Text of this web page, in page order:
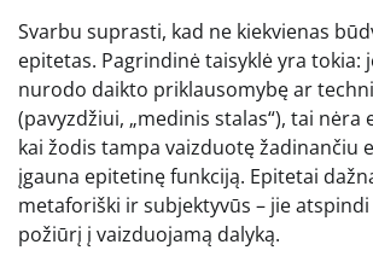
Svarbu suprasti, kad ne kiekvienas
epitetas. Pagrindinė taisyklė yra tokia:
nurodo daikto priklausomybę ar
(pavyzdžiui, „medinis stalas“), tai nėra
kai žodis tampa vaizduotę žadinančiu
įgauna epitetinę funkciją. Epitetai
metaforiški ir subjektyvūs – jie
požiūrį į vaizduojamą dalyką.